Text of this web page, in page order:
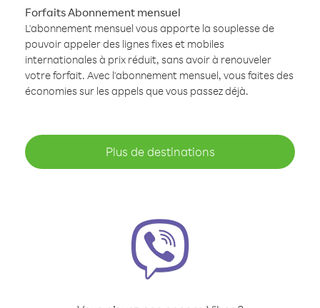
Forfaits Abonnement mensuel
L'abonnement mensuel vous apporte la souplesse de
pouvoir appeler des lignes fixes et mobiles
internationales à prix réduit, sans avoir à renouveler
votre forfait. Avec l'abonnement mensuel, vous faites des
économies sur les appels que vous passez déjà.
Plus de destinations